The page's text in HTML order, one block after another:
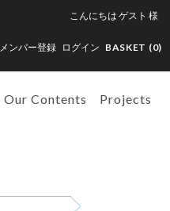
こんにちは ゲスト 様
メンバー登録 ログイン BASKET (0)
Our Contents Projects